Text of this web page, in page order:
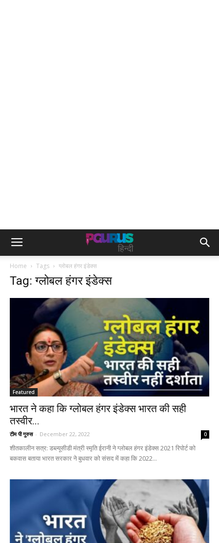
Home Tags ग्लोबल हंगर इंडेक्स
Tag: ग्लोबल हंगर इंडेक्स
Featured
भारत ने कहा कि ग्लोबल हंगर इंडेक्स भारत की सही
तस्वीर...
टीम पी गुरुस - December 22, 2022 0
शीतकालीन सत्र: डब्ल्यूसीडी मंत्री स्मृति ईरानी ने ग्लोबल हंगर इंडेक्स 2021 रिपोर्ट को
बकवास बताया भारत सरकार ने बुधवार को संसद में कहा कि 2022...